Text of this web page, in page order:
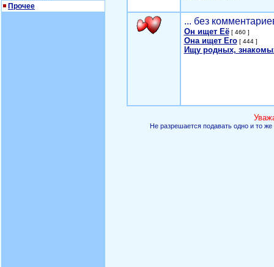
Прочее
... без
Он ищет Её[ 460 ]
Она ищет Его[ 444 ]
Ищу родных,
Не разрешается подавать одно и то